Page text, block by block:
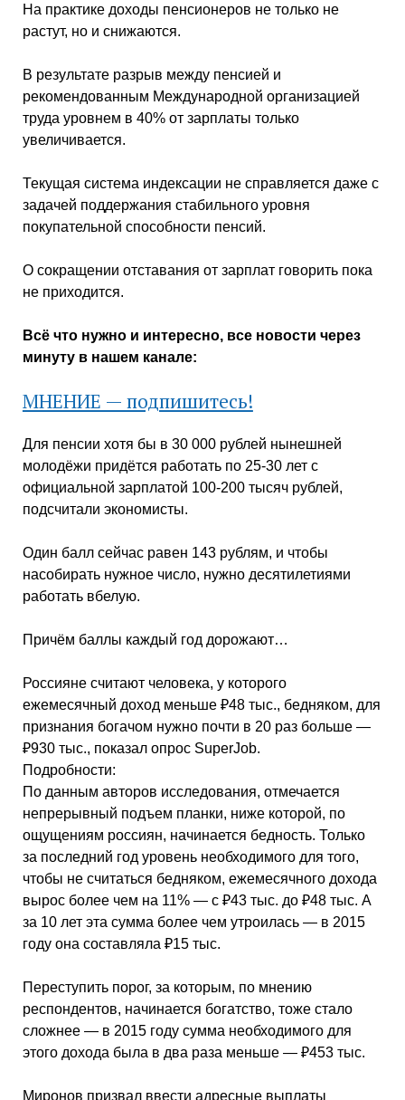
На практике доходы пенсионеров не только не
растут, но и снижаются.
В результате разрыв между пенсией и
рекомендованным Международной организацией
труда уровнем в 40% от зарплаты только
увеличивается.
Текущая система индексации не справляется даже с
задачей поддержания стабильного уровня
покупательной способности пенсий.
О сокращении отставания от зарплат говорить пока
не приходится.
Всё что нужно и интересно, все новости через
минуту в нашем канале:
МНЕНИЕ — подпишитесь!
Для пенсии хотя бы в 30 000 рублей нынешней
молодёжи придётся работать по 25-30 лет с
официальной зарплатой 100-200 тысяч рублей,
подсчитали экономисты.
Один балл сейчас равен 143 рублям, и чтобы
насобирать нужное число, нужно десятилетиями
работать вбелую.
Причём баллы каждый год дорожают…
Россияне считают человека, у которого
ежемесячный доход меньше ₽48 тыс., бедняком, для
признания богачом нужно почти в 20 раз больше —
₽930 тыс., показал опрос SuperJob.
Подробности:
По данным авторов исследования, отмечается
непрерывный подъем планки, ниже которой, по
ощущениям россиян, начинается бедность. Только
за последний год уровень необходимого для того,
чтобы не считаться бедняком, ежемесячного дохода
вырос более чем на 11% — с ₽43 тыс. до ₽48 тыс. А
за 10 лет эта сумма более чем утроилась — в 2015
году она составляла ₽15 тыс.
Переступить порог, за которым, по мнению
респондентов, начинается богатство, тоже стало
сложнее — в 2015 году сумма необходимого для
этого дохода была в два раза меньше — ₽453 тыс.
Миронов призвал ввести адресные выплаты